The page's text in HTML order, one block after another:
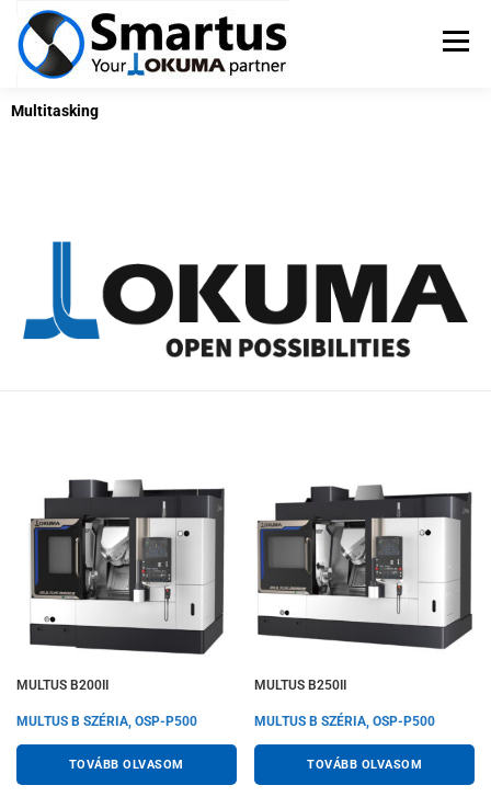
Menü
Multitasking
MULTUS B200II
MULTUS B SZÉRIA, OSP-P500
TOVÁBB OLVASOM
MULTUS B250II
MULTUS B SZÉRIA, OSP-P500
TOVÁBB OLVASOM